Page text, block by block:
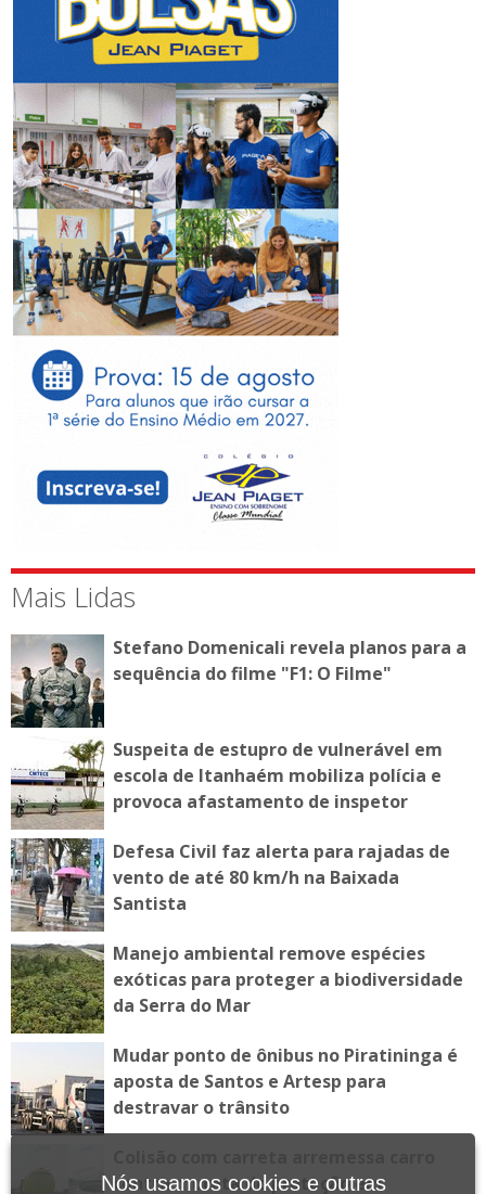
Mais Lidas
Stefano Domenicali revela planos para a
sequência do filme "F1: O Filme"
Suspeita de estupro de vulnerável em
escola de Itanhaém mobiliza polícia e
provoca afastamento de inspetor
Defesa Civil faz alerta para rajadas de
vento de até 80 km/h na Baixada
Santista
Manejo ambiental remove espécies
exóticas para proteger a biodiversidade
da Serra do Mar
Mudar ponto de ônibus no Piratininga é
aposta de Santos e Artesp para
destravar o trânsito
contra mureta de proteção em
Nós usamos cookies e outras